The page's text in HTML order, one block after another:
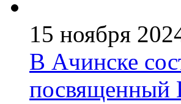
15 ноября
В Ачинске